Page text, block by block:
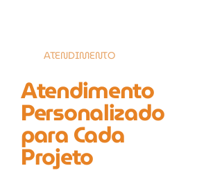
ATENDIMENTO
Atendimento
Personalizado
para Cada
Projeto